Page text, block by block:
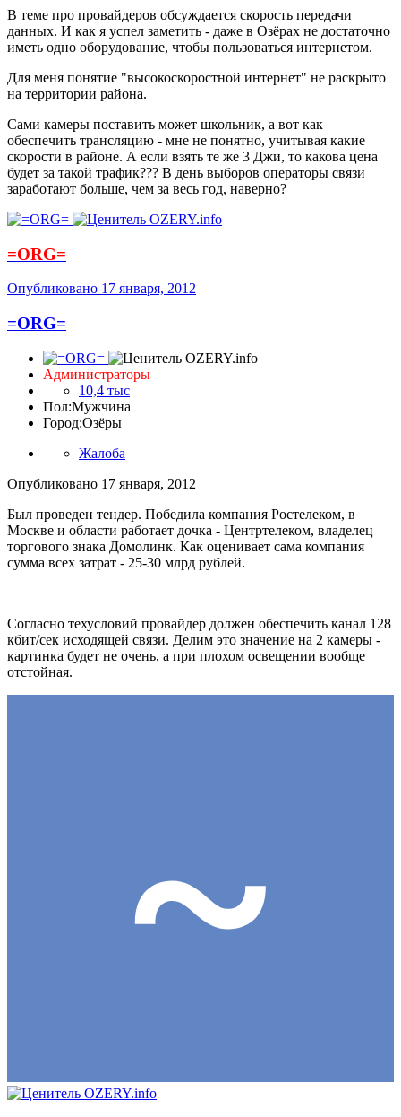
В теме про провайдеров обсуждается скорость передачи
данных. И как я успел заметить - даже в Озёрах не достаточно
иметь одно оборудование, чтобы пользоваться интернетом.
Для меня понятие "высокоскоростной интернет" не раскрыто
на территории района.
Сами камеры поставить может школьник, а вот как
обеспечить трансляцию - мне не понятно, учитывая какие
скорости в районе. А если взять те же 3 Джи, то какова цена
будет за такой трафик??? В день выборов операторы связи
заработают больше, чем за весь год, наверно?
=ORG=
Опубликовано 17 января, 2012
=ORG=
Администраторы
10,4 тыс
Пол:Мужчина
Город:Озёры
Жалоба
Опубликовано 17 января, 2012
Был проведен тендер. Победила компания Ростелеком, в
Москве и области работает дочка - Центртелеком, владелец
торгового знака Домолинк. Как оценивает сама компания
сумма всех затрат - 25-30 млрд рублей.
Согласно техусловий провайдер должен обеспечить канал 128
кбит/сек исходящей связи. Делим это значение на 2 камеры -
картинка будет не очень, а при плохом освещении вообще
отстойная.